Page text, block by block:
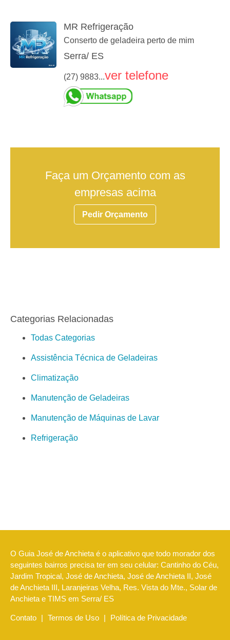
MR Refrigeração
Conserto de geladeira perto de mim
Serra/ ES
(27) 9883...ver telefone
Faça um Orçamento com as
empresas acima
Pedir Orçamento
Categorias Relacionadas
Todas Categorias
Assistência Técnica de Geladeiras
Climatização
Manutenção de Geladeiras
Manutenção de Máquinas de Lavar
Refrigeração
O Guia José de Anchieta é o aplicativo que todo morador dos
seguintes bairros precisa ter em seu celular: Cantinho do Céu,
Jardim Tropical, José de Anchieta, José de Anchieta II, José
de Anchieta III, Laranjeiras Velha, Res. Vista do Mte., Solar de
Anchieta e TIMS em Serra/ ES
Contato | Termos de Uso | Política de Privacidade